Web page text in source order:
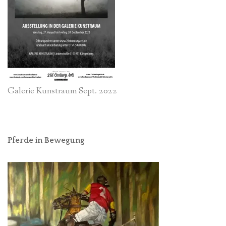
Galerie Kunstraum Sept. 2022
Pferde in Bewegung